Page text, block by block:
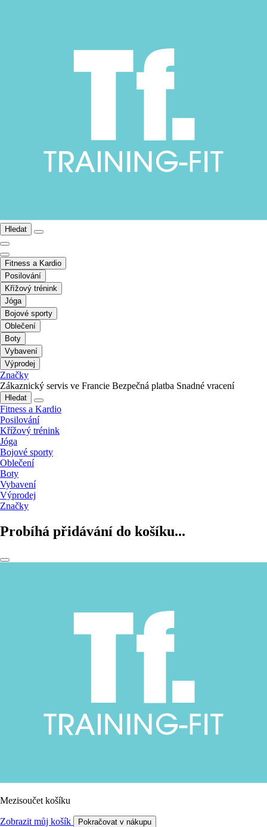
Hledat
Fitness a Kardio
Posilování
Křížový trénink
Jóga
Bojové sporty
Oblečení
Boty
Vybavení
Výprodej
Značky
Zákaznický servis ve Francie Bezpečná platba Snadné vracení
Hledat
Fitness a Kardio
Posilování
Křížový trénink
Jóga
Bojové sporty
Oblečení
Boty
Vybavení
Výprodej
Značky
Probíhá přidávání do košíku...
Mezisoučet košíku
Zobrazit můj košík Pokračovat v nákupu